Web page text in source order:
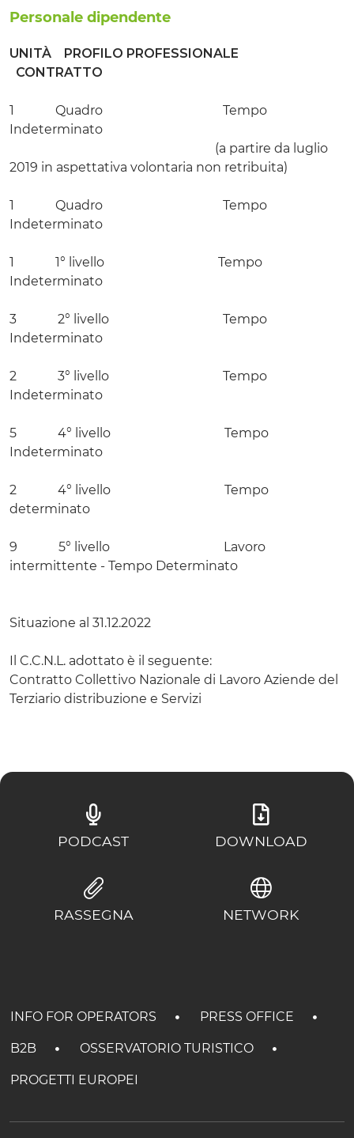
Personale dipendente
UNITÀ
PROFILO PROFESSIONALE
CONTRATTO
1 Quadro Tempo
Indeterminato
(a partire da luglio
2019 in aspettativa volontaria non retribuita)
1 Quadro Tempo
Indeterminato
1 1° livello Tempo
Indeterminato
3 2° livello Tempo
Indeterminato
2 3° livello Tempo
Indeterminato
5 4° livello Tempo
Indeterminato
2 4° livello Tempo
determinato
9 5° livello Lavoro
intermittente - Tempo Determinato
Situazione al 31.12.2022
Il C.C.N.L. adottato è il seguente:
Contratto Collettivo Nazionale di Lavoro Aziende del
Terziario distribuzione e Servizi
PODCAST DOWNLOAD
RASSEGNA NETWORK
INFO FOR OPERATORS PRESS OFFICE
B2B OSSERVATORIO TURISTICO
PROGETTI EUROPEI